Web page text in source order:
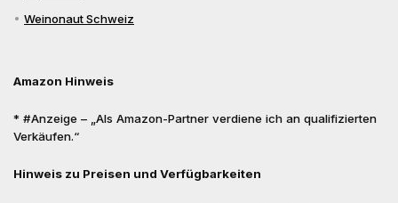
Weinonaut Schweiz
Amazon Hinweis
* #Anzeige – „Als Amazon-Partner verdiene ich an qualifizierten
Verkäufen.“
Hinweis zu Preisen und Verfügbarkeiten